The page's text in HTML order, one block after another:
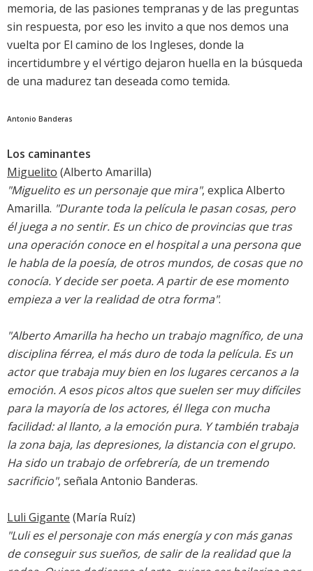
memoria, de las pasiones tempranas y de las preguntas
sin respuesta, por eso les invito a que nos demos una
vuelta por El camino de los Ingleses, donde la
incertidumbre y el vértigo dejaron huella en la búsqueda
de una madurez tan deseada como temida.
Antonio Banderas
Los caminantes
Miguelito (Alberto Amarilla)
"Miguelito es un personaje que mira", explica Alberto
Amarilla. "Durante toda la película le pasan cosas, pero
él juega a no sentir. Es un chico de provincias que tras
una operación conoce en el hospital a una persona que
le habla de la poesía, de otros mundos, de cosas que no
conocía. Y decide ser poeta. A partir de ese momento
empieza a ver la realidad de otra forma".
"Alberto Amarilla ha hecho un trabajo magnífico, de una
disciplina férrea, el más duro de toda la película. Es un
actor que trabaja muy bien en los lugares cercanos a la
emoción. A esos picos altos que suelen ser muy difíciles
para la mayoría de los actores, él llega con mucha
facilidad: al llanto, a la emoción pura. Y también trabaja
la zona baja, las depresiones, la distancia con el grupo.
Ha sido un trabajo de orfebrería, de un tremendo
sacrificio", señala Antonio Banderas.
Luli Gigante (María Ruíz)
"Luli es el personaje con más energía y con más ganas
de conseguir sus sueños, de salir de la realidad que la